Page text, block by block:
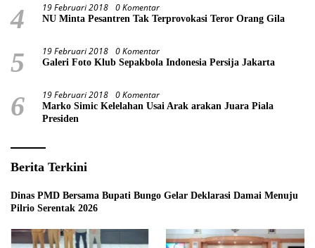
4 19 Februari 2018 0 Komentar
NU Minta Pesantren Tak Terprovokasi Teror Orang Gila
5 19 Februari 2018 0 Komentar
Galeri Foto Klub Sepakbola Indonesia Persija Jakarta
6 19 Februari 2018 0 Komentar
Marko Simic Kelelahan Usai Arak arakan Juara Piala
Presiden
Berita Terkini
Dinas PMD Bersama Bupati Bungo Gelar Deklarasi Damai Menuju
Pilrio Serentak 2026